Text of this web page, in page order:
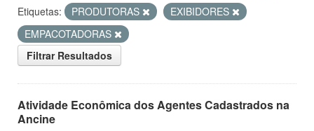
Etiquetas:
PRODUTORAS
EXIBIDORES
EMPACOTADORAS
Filtrar Resultados
Atividade Econômica dos Agentes Cadastrados na
Ancine